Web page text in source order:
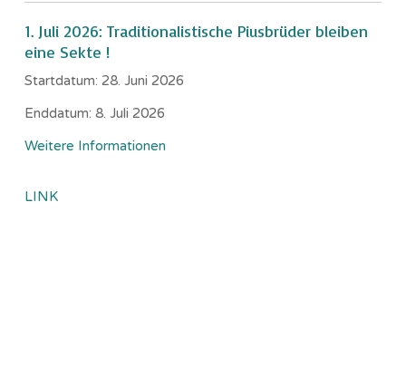
1. Juli 2026: Traditionalistische Piusbrüder bleiben
eine Sekte !
Startdatum: 28. Juni 2026
Enddatum: 8. Juli 2026
Weitere Informationen
LINK